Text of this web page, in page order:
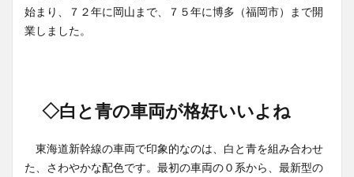
始まり、７２年に岡山まで、７５年に博多（福岡市）まで開
業しました。
◇白と青の車両が格好いいよね
東海道新幹線の車両で印象的なのは、白と青を組み合わせ
た、さわやかな配色です。最初の車両の０系から、最新型の